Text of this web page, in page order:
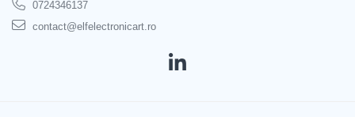
0724346137
contact@elfelectronicart.ro